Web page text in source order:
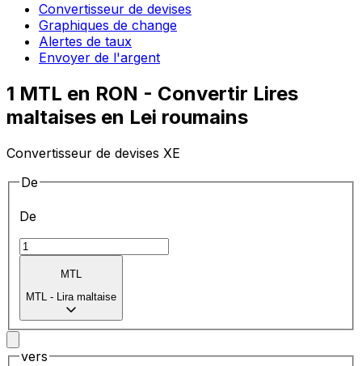
Convertisseur de devises
Graphiques de change
Alertes de taux
Envoyer de l'argent
1 MTL en RON - Convertir Lires
maltaises en Lei roumains
Convertisseur de devises XE
De
De
MTL
MTL - Lira maltaise
vers